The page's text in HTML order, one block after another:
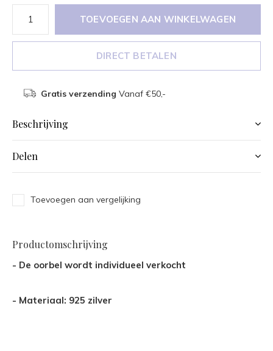
TOEVOEGEN AAN WINKELWAGEN
DIRECT BETALEN
Gratis verzending Vanaf €50,-
Beschrijving
Delen
Toevoegen aan vergelijking
Productomschrijving
- De oorbel wordt individueel verkocht
- Materiaal: 925 zilver